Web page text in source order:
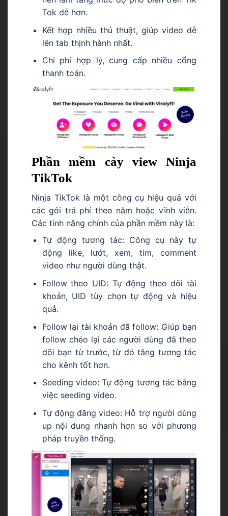
Tok dễ hơn.
Kết hợp nhiều thủ thuật, giúp video dễ
lên tab thịnh hành nhất.
Chi phí hợp lý, cung cấp nhiều cổng
thanh toán.
Phần mềm cày view Ninja
TikTok
Ninja TikTok là một công cụ hiệu quả với
các gói trả phí theo năm hoặc vĩnh viễn.
Các tính năng chính của phần mềm này là:
Tự động tương tác: Công cụ này tự
động like, lướt, xem, tim, comment
video như người dùng thật.
Follow theo UID: Tự động theo dõi tài
khoản, UID tùy chọn tự động và hiệu
quả.
Follow lại tài khoản đã follow: Giúp bạn
follow chéo lại các người dùng đã theo
dõi bạn từ trước, từ đó tăng tương tác
cho kênh tốt hơn.
Seeding video: Tự động tương tác bằng
việc seeding video.
Tự động đăng video: Hỗ trợ người dùng
up nội dung nhanh hơn so với phương
pháp truyền thống.